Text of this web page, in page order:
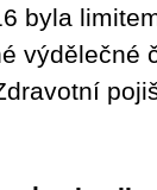
byla
výdělečné